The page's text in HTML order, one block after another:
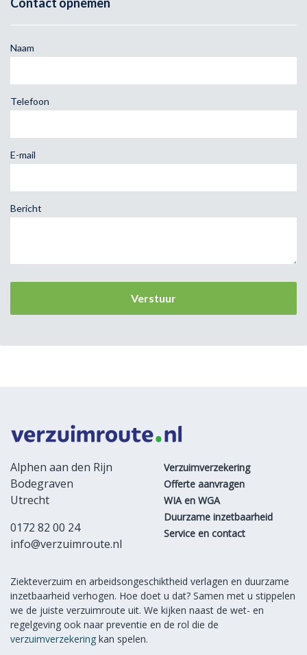
Naam
Telefoon
E-mail
Bericht
Alphen aan den Rijn
Bodegraven
Utrecht
0172 82 00 24
info@verzuimroute.nl
Verzuimverzekering
Offerte aanvragen
WIA en WGA
Duurzame inzetbaarheid
Service en contact
Ziekteverzuim en arbeidsongeschiktheid verlagen en duurzame
inzetbaarheid verhogen. Hoe doet u dat? Samen met u stippelen
we de juiste verzuimroute uit. We kijken naast de wet- en
regelgeving ook naar preventie en de rol die de
verzuimverzekering kan spelen.